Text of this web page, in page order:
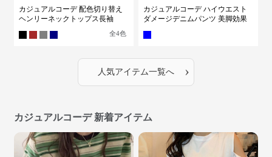
カジュアルコーデ 配色切り替え
ヘンリーネックトップス長袖
全4色
カジュアルコーデ ハイウエスト
ダメージデニムパンツ 美脚効果
人気アイテム一覧へ ›
カジュアルコーデ 新着アイテム